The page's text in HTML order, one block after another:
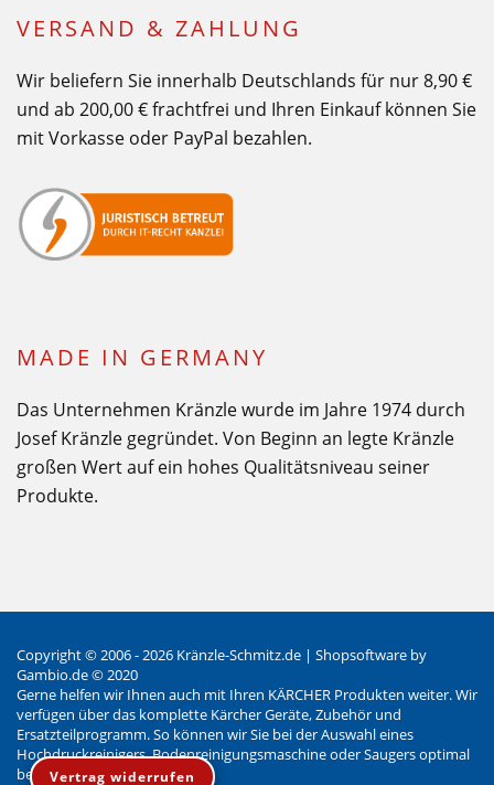
VERSAND & ZAHLUNG
Wir beliefern Sie innerhalb Deutschlands für nur 8,90 €
und ab 200,00 € frachtfrei und Ihren Einkauf können Sie
mit Vorkasse oder PayPal bezahlen.
MADE IN GERMANY
Das Unternehmen Kränzle wurde im Jahre 1974 durch
Josef Kränzle gegründet. Von Beginn an legte Kränzle
großen Wert auf ein hohes Qualitätsniveau seiner
Produkte.
Vertrag widerrufen
Copyright © 2006 - 2026 Kränzle-Schmitz.de | Shopsoftware by
Gambio.de © 2020
Gerne helfen wir Ihnen auch mit Ihren KÄRCHER Produkten weiter. Wir
verfügen über das komplette Kärcher Geräte, Zubehör und
Ersatzteilprogramm. So können wir Sie bei der Auswahl eines
Hochdruckreinigers, Bodenreinigungsmaschine oder Saugers optimal
beraten.